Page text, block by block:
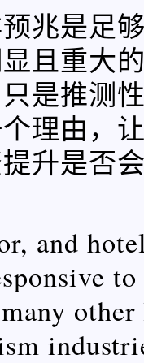
兆是足
且重大
是推测
理由，
升是否
and